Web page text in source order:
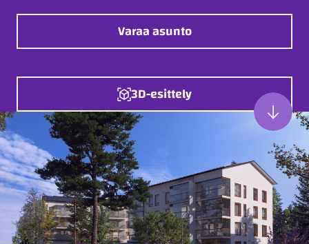
Varaa asunto
3D-esittely